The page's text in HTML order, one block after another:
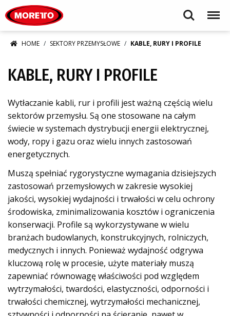
Search Menu
HOME SEKTORY PRZEMYSŁOWE KABLE, RURY I PROFILE
KABLE, RURY I PROFILE
Wytłaczanie kabli, rur i profili jest ważną częścią wielu
sektorów przemysłu. Są one stosowane na całym
świecie w systemach dystrybucji energii elektrycznej,
wody, ropy i gazu oraz wielu innych zastosowań
energetycznych.
Muszą spełniać rygorystyczne wymagania dzisiejszych
zastosowań przemysłowych w zakresie wysokiej
jakości, wysokiej wydajności i trwałości w celu ochrony
środowiska, zminimalizowania kosztów i ograniczenia
konserwacji. Profile są wykorzystywane w wielu
branżach budowlanych, konstrukcyjnych, rolniczych,
medycznych i innych. Ponieważ wydajność odgrywa
kluczową rolę w procesie, użyte materiały muszą
zapewniać równowagę właściwości pod względem
wytrzymałości, twardości, elastyczności, odporności i
trwałości chemicznej, wytrzymałości mechanicznej,